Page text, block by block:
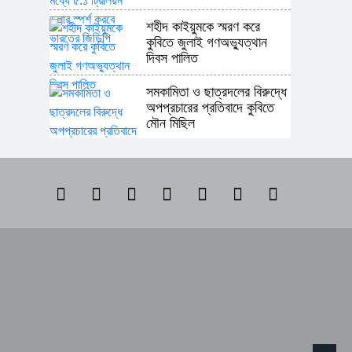
শহীদ কাইয়ুমকে স্মরণ করে
কুবিতে জুলাই গণঅভ্যুত্থান
দিবস পালিত
সমকামিতা ও ছাত্রদলের বিরুদ্ধে
অপপ্রচারের প্রতিবাদে কুবিতে
মৌন মিছিল
অন্যের অধিকার নিয়ে সোচ্চার,